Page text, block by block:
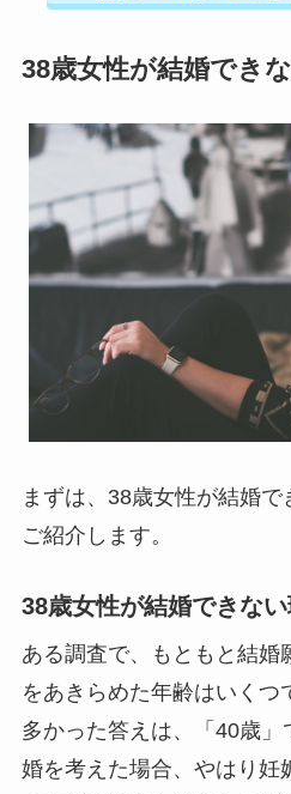
38歳女性が結婚でき
まずは、38歳女性が結婚
ご紹介します。
38歳女性が結婚できな
ある調査で、もともと結婚
をあきらめた年齢はいくつ
多かった答えは、「40歳
婚を考えた場合、やはり妊